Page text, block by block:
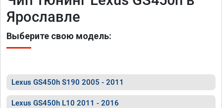
Ярославле
Выберите свою модель:
Lexus GS450h S190 2005 - 2011
Lexus GS450h L10 2011 - 2016